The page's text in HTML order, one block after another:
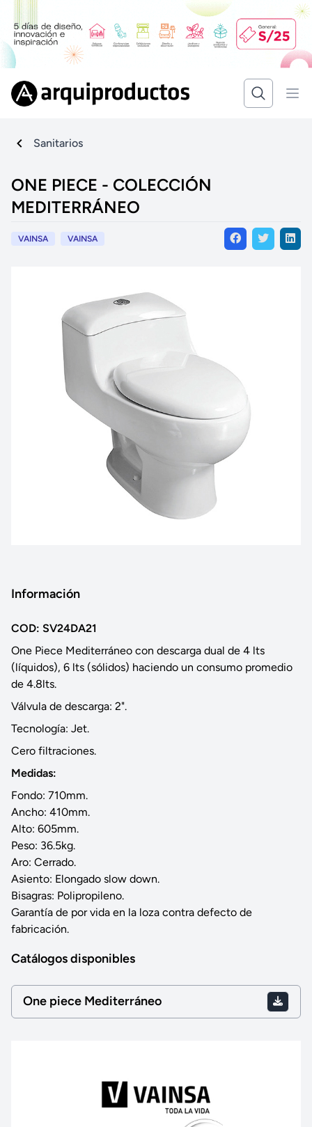
Sanitarios
ONE PIECE - COLECCIÓN
MEDITERRÁNEO
VAINSA VAINSA
Información
COD: SV24DA21
One Piece Mediterráneo con descarga dual de 4 lts
(líquidos), 6 lts (sólidos) haciendo un consumo promedio
de 4.8lts.
Válvula de descarga: 2".
Tecnología: Jet.
Cero filtraciones.
Medidas:
Fondo: 710mm.
Ancho: 410mm.
Alto: 605mm.
Peso: 36.5kg.
Aro: Cerrado.
Asiento: Elongado slow down.
Bisagras: Polipropileno.
Garantía de por vida en la loza contra defecto de
fabricación.
Catálogos disponibles
One piece Mediterráneo